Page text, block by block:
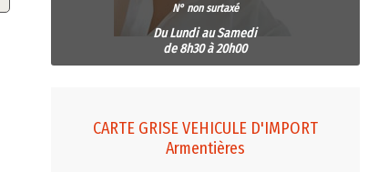
N° non surtaxé
Du Lundi au Samedi
de 8h30 à 20h00
CARTE GRISE VEHICULE D'IMPORT
Armentières